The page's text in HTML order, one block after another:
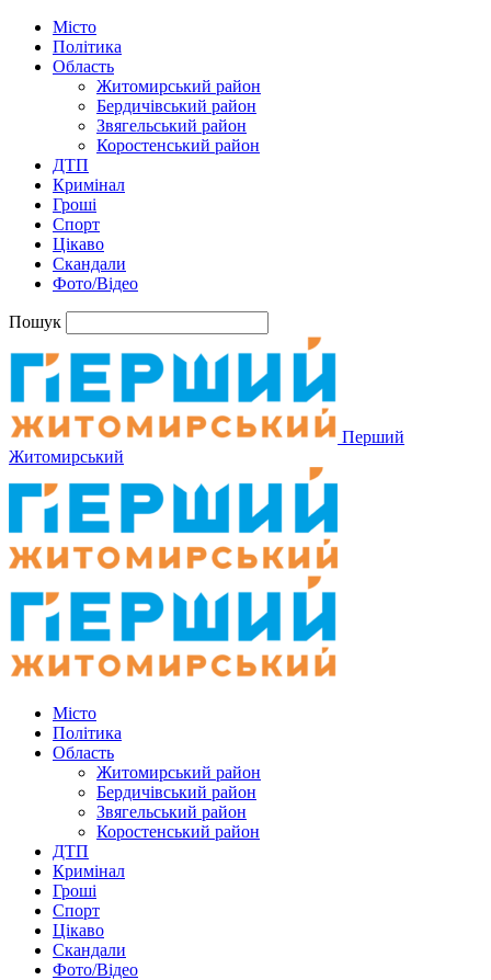
Місто
Політика
Область
Житомирський район
Бердичівський район
Звягельський район
Коростенський район
ДТП
Кримінал
Гроші
Спорт
Цікаво
Скандали
Фото/Відео
Пошук
Перший
Житомирський
Місто
Політика
Область
Житомирський район
Бердичівський район
Звягельський район
Коростенський район
ДТП
Кримінал
Гроші
Спорт
Цікаво
Скандали
Фото/Відео